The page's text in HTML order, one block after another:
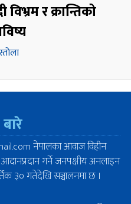
विभ्रम र क्रान्तिको
बारे
नेपालका आवाज विहीन
गर्ने जनपक्षीय अनलाइन
३० गतेदेखि सञ्चालनमा छ ।